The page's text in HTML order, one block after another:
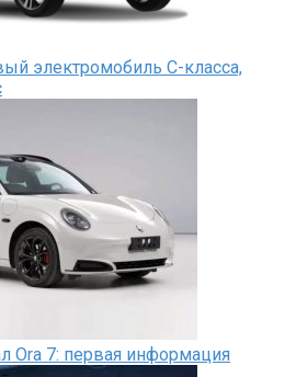
электромобиль C-класса,
Ora 7: первая информация